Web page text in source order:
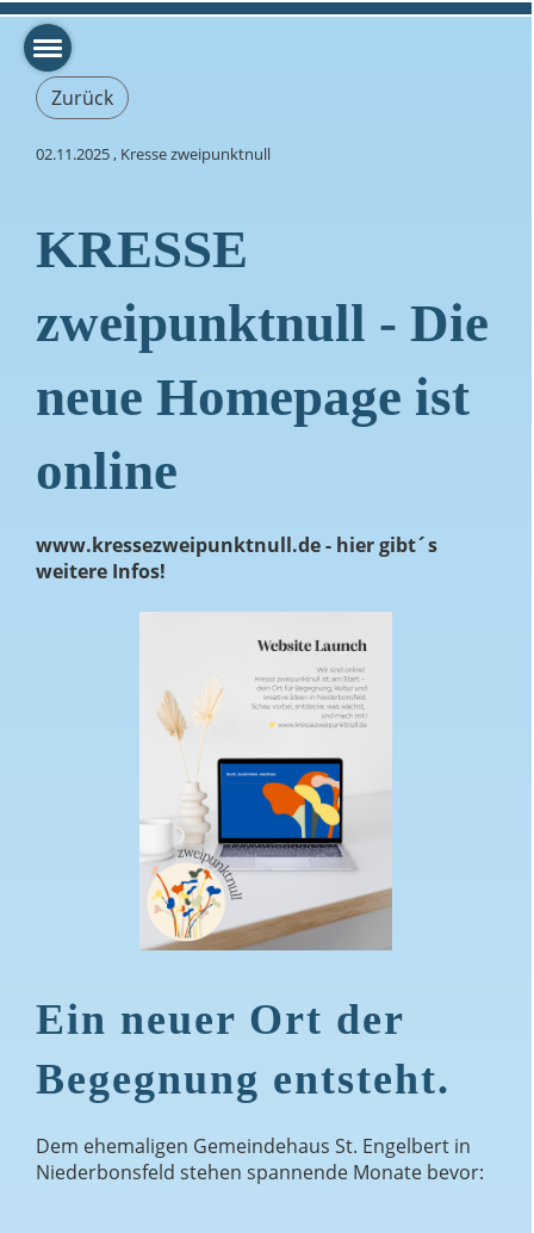
Zurück
02.11.2025, Kresse zweipunktnull
KRESSE
zweipunktnull - Die
neue Homepage ist
online
www.kressezweipunktnull.de - hier gibt´s
weitere Infos!
Ein neuer Ort der
Begegnung entsteht.
Dem ehemaligen Gemeindehaus St. Engelbert in
Niederbonsfeld stehen spannende Monate bevor: